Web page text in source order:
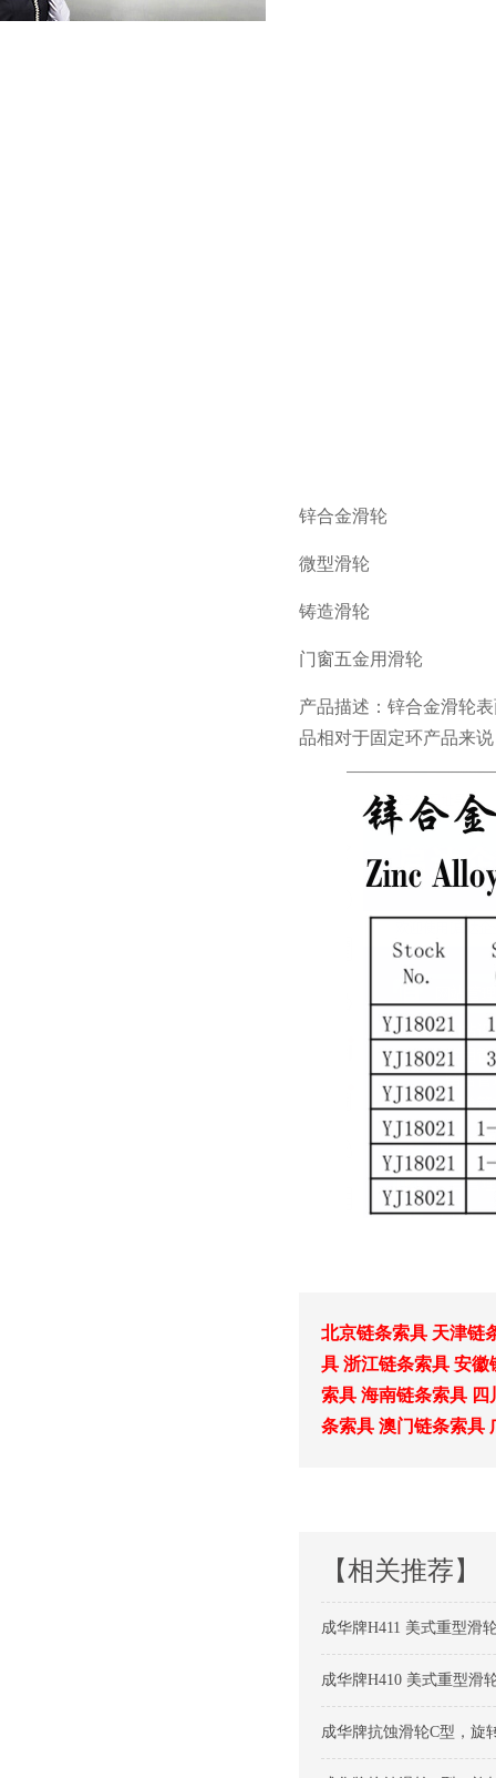
锌合金滑轮
微型滑轮
铸造滑轮
门窗五金用滑轮
产品描述：锌合金滑轮
品相对于固定环产品来
北京链条索具 天津链
具 浙江链条索具 安徽
索具 海南链条索具 四
条索具 澳门链条索具
【相关推荐】
成华牌H411 美式重型滑
成华牌H410 美式重型滑
成华牌抗蚀滑轮C型，旋